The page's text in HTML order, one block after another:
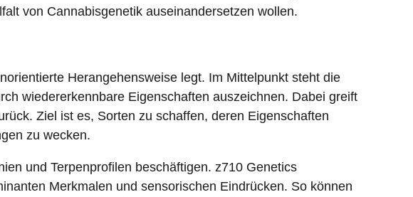
von Cannabisgenetik auseinandersetzen wollen.
Herangehensweise legt. Im Mittelpunkt steht die
wiedererkennbare Eigenschaften auszeichnen. Dabei greift
Ziel ist es, Sorten zu schaffen, deren Eigenschaften
zu wecken.
und Terpenprofilen beschäftigen. z710 Genetics
Merkmalen und sensorischen Eindrücken. So können